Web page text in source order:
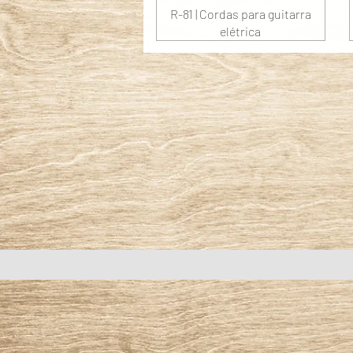
R-81 | Cordas para guitarra
elétrica